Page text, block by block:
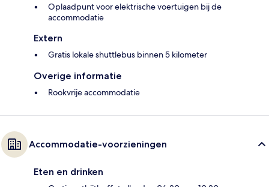
Oplaadpunt voor elektrische voertuigen bij de
accommodatie
Extern
Gratis lokale shuttlebus binnen 5 kilometer
Overige informatie
Rookvrije accommodatie
Accommodatie-voorzieningen
Eten en drinken